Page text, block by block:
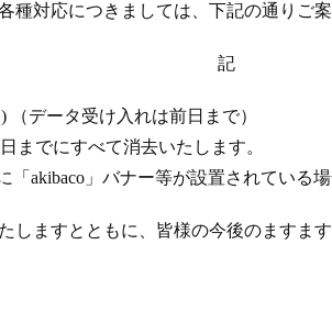
種対応につきましては、下記の通りご案
記
（データ受け入れは前日まで）
までにすべて消去いたします。
「akibaco」バナー等が設置されている
しますとともに、皆様の今後のますま